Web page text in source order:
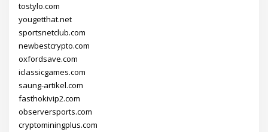
tostylo.com
yougetthat.net
sportsnetclub.com
newbestcrypto.com
oxfordsave.com
iclassicgames.com
saung-artikel.com
fasthokivip2.com
observersports.com
cryptominingplus.com